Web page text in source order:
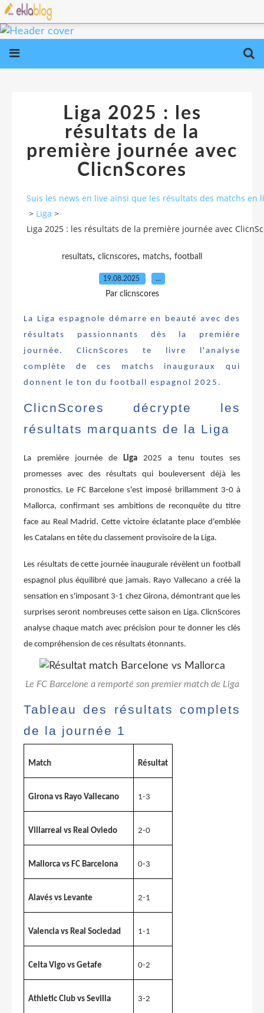
Liga 2025 : les
résultats de la
première journée avec
ClicnScores
Suis les news en live ainsi que les résultats des matchs
> Liga >
Liga 2025 : les résultats de la première journée avec
resultats, clicnscores, matchs, football
19.08.2025 …
Par clicnscores
La Liga espagnole démarre en beauté avec des
résultats passionnants dès la première
journée. ClicnScores te livre l'analyse
complète de ces matchs inauguraux qui
donnent le ton du football espagnol 2025.
ClicnScores décrypte les
résultats marquants de la Liga
La première journée de Liga 2025 a tenu toutes ses
promesses avec des résultats qui bouleversent déjà les
pronostics. Le FC Barcelone s'est imposé brillamment 3-0 à
Mallorca, confirmant ses ambitions de reconquête du titre
face au Real Madrid. Cette victoire éclatante place d'emblée
les Catalans en tête du classement provisoire de la Liga.
Les résultats de cette journée inaugurale révèlent un football
espagnol plus équilibré que jamais. Rayo Vallecano a créé la
sensation en s'imposant 3-1 chez Girona, démontrant que les
surprises seront nombreuses cette saison en Liga. ClicnScores
analyse chaque match avec précision pour te donner les clés
de compréhension de ces résultats étonnants.
Le FC Barcelone a remporté son premier match de Liga
Tableau des résultats complets
de la journée 1
Match Résultat
Girona vs Rayo Vallecano 1-3
Villarreal vs Real Oviedo 2-0
Mallorca vs FC Barcelona 0-3
Alavés vs Levante 2-1
Valencia vs Real Sociedad 1-1
Celta Vigo vs Getafe 0-2
Athletic Club vs Sevilla 3-2